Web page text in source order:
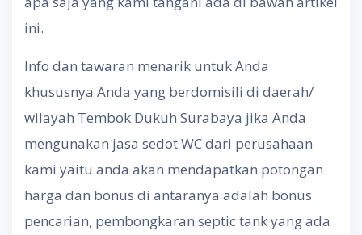
ini.
Info dan tawaran menarik untuk Anda
khususnya Anda yang berdomisili di daerah/
wilayah Tembok Dukuh Surabaya jika Anda
mengunakan jasa sedot WC dari perusahaan
kami yaitu anda akan mendapatkan potongan
harga dan bonus di antaranya adalah bonus
pencarian, pembongkaran septic tank yang ada